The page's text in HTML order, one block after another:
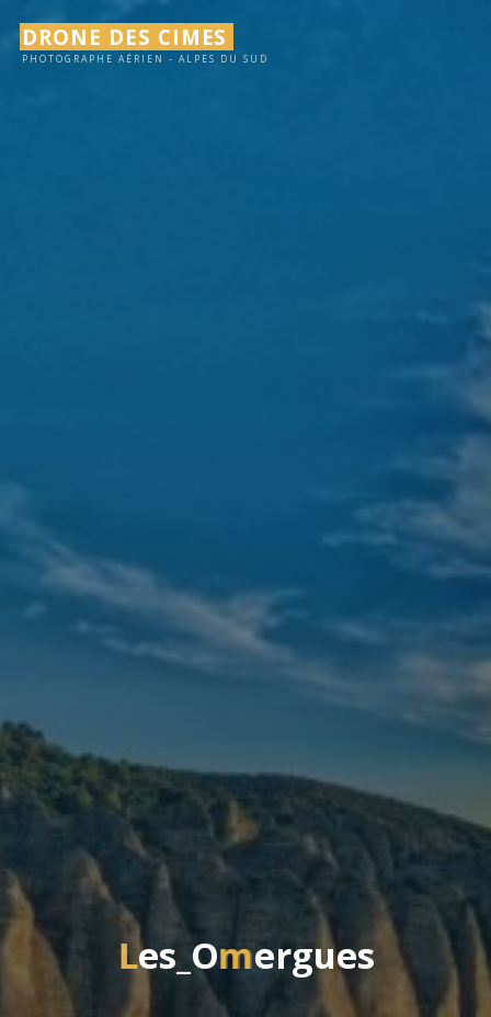
contenu
DRONE DES CIMES
PHOTOGRAPHE AÉRIEN - ALPES DU SUD
Les Omergues